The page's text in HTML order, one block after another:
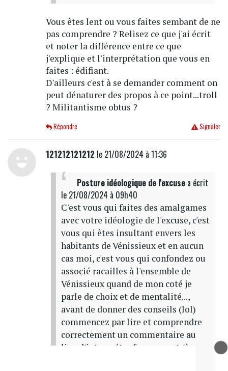
Vous êtes lent ou vous faites sembant de ne
pas comprendre ? Relisez ce que j'ai écrit
et noter la différence entre ce que
j'explique et l'interprétation que vous en
faites : édifiant.
D'ailleurs c'est à se demander comment on
peut dénaturer des propos à ce point...troll
? Militantisme obtus ?
Signaler
Répondre
121212121212 le 21/08/2024 à 11:36
Posture idéologique de l'excusea écrit
le 21/08/2024 à 09h40
C'est vous qui faites des amalgames
avec votre idéologie de l'excuse, c'est
vous qui êtes insultant envers les
habitants de Vénissieux et en aucun
cas moi, c'est vous qui confondez ou
associé racailles à l'ensemble de
Vénissieux quand de mon coté je
parle de choix et de mentalité...,
avant de donner des conseils (lol)
commencez par lire et comprendre
correctement un commentaire au
lieu d'interpréter faussement (à